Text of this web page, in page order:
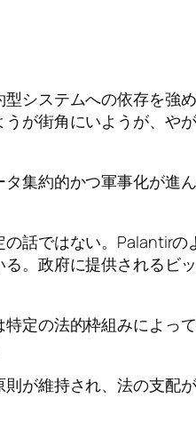
システムへの依存を強
が街角にいようが、や
集約的かつ軍事化が進
話ではない。Palantir
。政府に提供されるビ
定の法的枠組みによっ
が維持され、法の支配